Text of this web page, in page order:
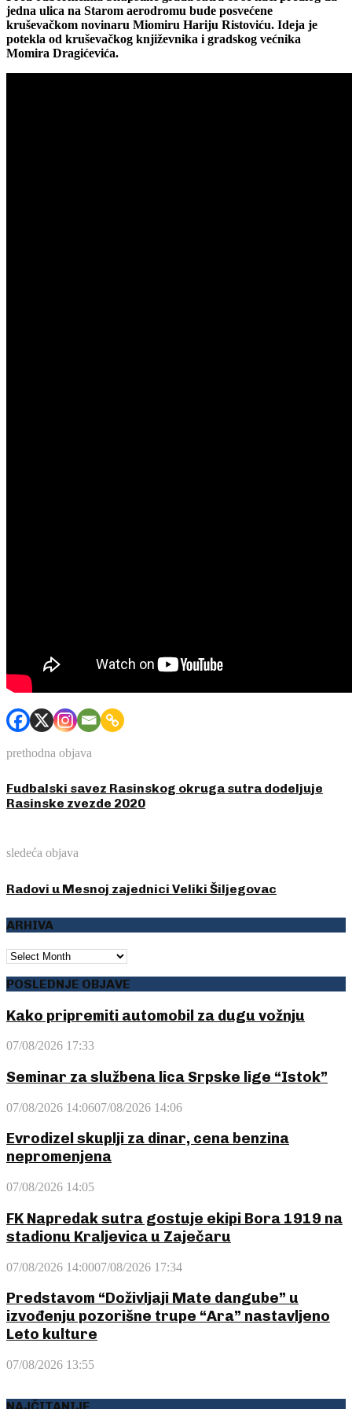
jedna ulica na Starom aerodromu bude posvećene
kruševačkom novinaru Miomiru Hariju Ristoviću. Ideja je
potekla od kruševačkog književnika i gradskog većnika
Momira Dragićevića.
prethodna objava
Fudbalski savez Rasinskog okruga sutra dodeljuje
Rasinske zvezde 2020
sledeća objava
Radovi u Mesnoj zajednici Veliki Šiljegovac
ARHIVA
ARHIVA
POSLEDNJE OBJAVE
Kako pripremiti automobil za dugu vožnju
07/08/2026 17:33
Seminar za službena lica Srpske lige “Istok”
07/08/2026 14:0607/08/2026 14:06
Evrodizel skuplji za dinar, cena benzina
nepromenjena
07/08/2026 14:05
FK Napredak sutra gostuje ekipi Bora 1919 na
stadionu Kraljevica u Zaječaru
07/08/2026 14:0007/08/2026 17:34
Predstavom “Doživljaji Mate dangube” u
izvođenju pozorišne trupe “Ara” nastavljeno
Leto kulture
07/08/2026 13:55